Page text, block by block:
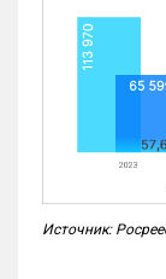
Источник: